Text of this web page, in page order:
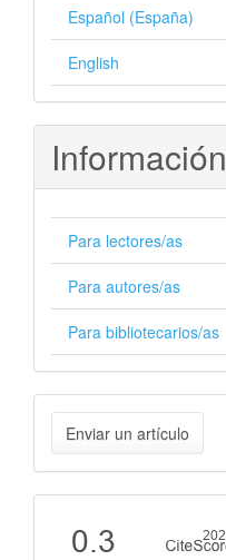
Español (España)
English
Información
Para lectores/as
Para autores/as
Para bibliotecarios/as
Enviar
un
artículo
Enviar un artículo
Cite